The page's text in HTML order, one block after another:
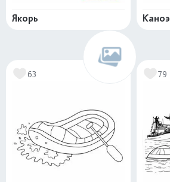
Якорь Каноэ
63 79